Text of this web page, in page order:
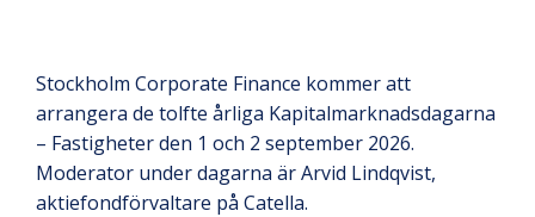
Stockholm Corporate Finance kommer att
arrangera de tolfte årliga Kapitalmarknadsdagarna
– Fastigheter den 1 och 2 september 2026.
Moderator under dagarna är Arvid Lindqvist,
aktiefondförvaltare på Catella.